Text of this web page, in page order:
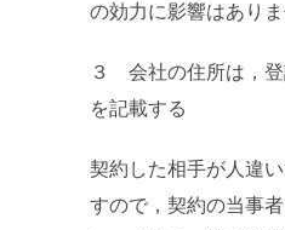
の効力に影響はありま
３ 会社の住所は，
を記載する
契約した相手が人違
すので，契約の当事